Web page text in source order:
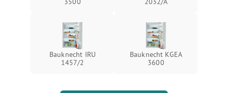
Bauknecht IRU
1457/2
Bauknecht KGEA
3600